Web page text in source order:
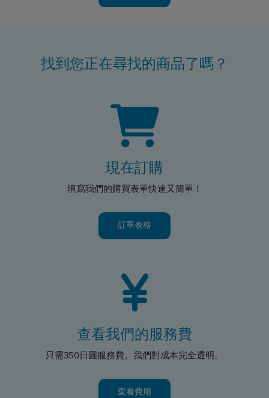
找到您正在尋找的商品了嗎？
現在訂購
填寫我們的購買表單快速又簡單！
訂單表格
查看我們的服務費
只需350日圓服務費。我們對成本完全透明。
查看費用